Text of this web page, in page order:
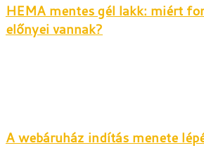
HEMA mentes gél lakk: miért
előnyei vannak?
A webáruház indítás menete